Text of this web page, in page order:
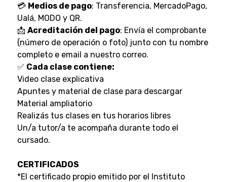
💳 Medios de pago: Transferencia, MercadoPago,
Ualá, MODO y QR.
📩 Acreditación del pago: Envía el comprobante
(número de operación o foto) junto con tu nombre
completo e email a nuestro correo.
✅ Cada clase contiene:
Video clase explicativa
Apuntes y material de clase para descargar
Material ampliatorio
Realizás tus clases en tus horarios libres
Un/a tutor/a te acompaña durante todo el
cursado.
CERTIFICADOS
*El certificado propio emitido por el Instituto